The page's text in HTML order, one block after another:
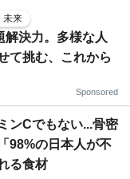
未来
解決力。多様な人
て挑む、これから
Sponsored
ンCでもない...骨密
98%の日本人が不
る食材